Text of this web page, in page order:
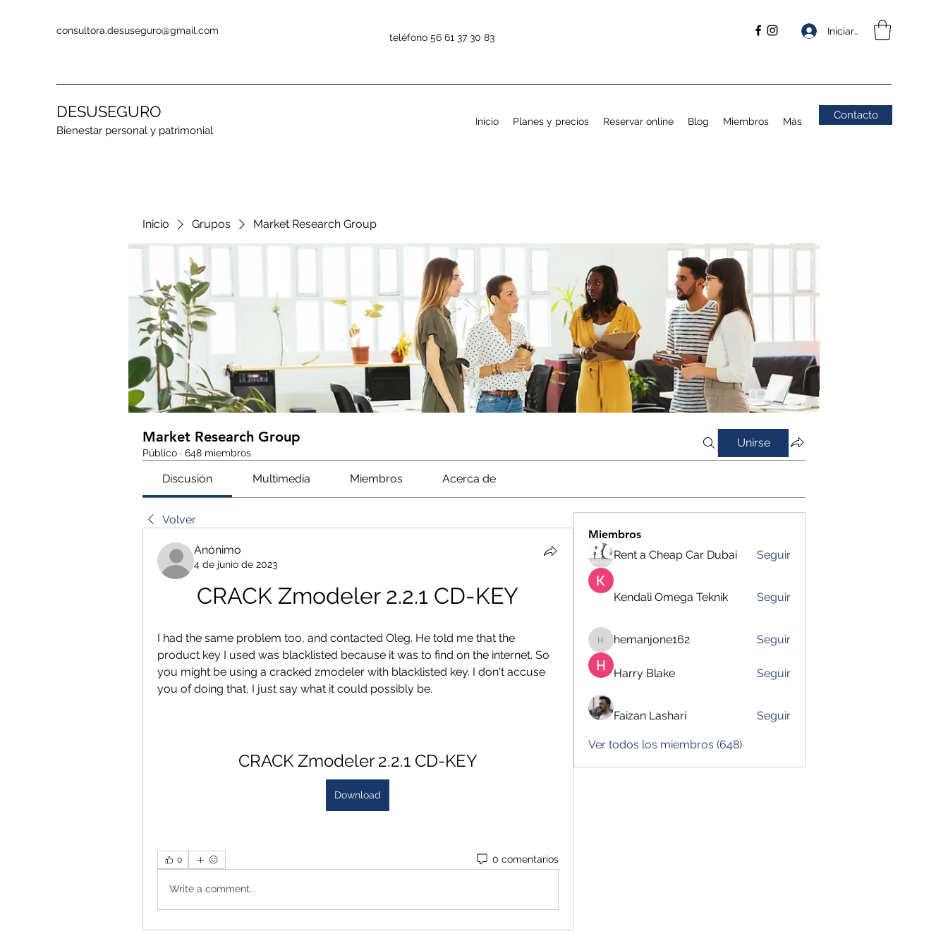
consultora.desuseguro@gmail.com Iniciar sesión
teléfono 56 61 37 30 83
DESUSEGURO
Bienestar personal y patrimonial
Inicio Planes y precios Reservar online Blog Miembros Más Contacto
Inicio Grupos Market Research Group
Market Research Group
Público · 648 miembros
Unirse
Discusión Multimedia Miembros Acerca de
Volver
Anónimo
4 de junio de 2023
CRACK Zmodeler 2.2.1 CD-KEY
I had the same problem too, and contacted Oleg. He told me that the
product key I used was blacklisted because it was to find on the internet. So
you might be using a cracked zmodeler with blacklisted key. I don't accuse
you of doing that, I just say what it could possibly be.
CRACK Zmodeler 2.2.1 CD-KEY
Download
0 0 comentarios
Write a comment...
Miembros
Rent a Cheap Car Dubai
Seguir
Kendali Omega Teknik Seguir
hemanjone162
hemanjone162 Seguir
Harry Blake Seguir
Faizan Lashari Seguir
Ver todos los miembros (648)